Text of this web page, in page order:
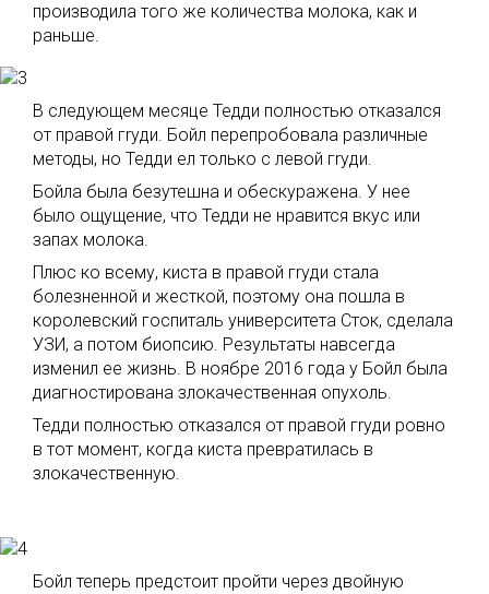
производила того же количества молока, как и
раньше.
В следующем месяце Тедди полностью отказался
от правой гrуди. Бойл перепробовала различные
методы, но Тедди ел только с левой гrуди.
Бойла была безутешна и обескуражена. У нее
было ощущение, что Тедди не нравится вкус или
запах молока.
Плюс ко всему, киста в правой гrуди стала
болезненной и жесткой, поэтому она пошла в
королевский госпиталь университета Сток, сделала
УЗИ, а потом биопсию. Результаты навсегда
изменил ее жизнь. В ноябре 2016 года у Бойл была
диагностирована злокачественная опухоль.
Тедди полностью отказался от правой гrуди ровно
в тот момент, когда киста превратилась в
злокачественную.
Бойл теперь предстоит пройти через двойную